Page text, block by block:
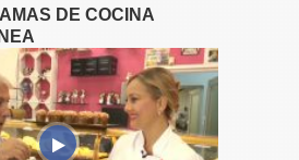
DE COCINA